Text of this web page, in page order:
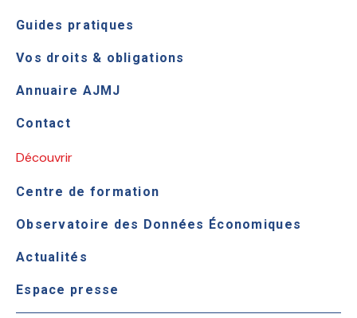
Guides pratiques
Vos droits & obligations
Annuaire AJMJ
Contact
Découvrir
Centre de formation
Observatoire des Données Économiques
Actualités
Espace presse